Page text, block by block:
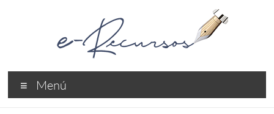
e-
Recursos
Menú